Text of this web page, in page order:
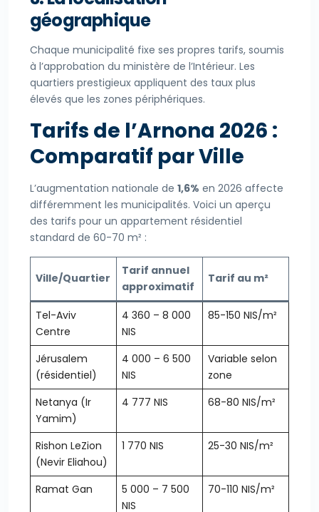
géographique
Chaque municipalité fixe ses propres tarifs, soumis
à l’approbation du ministère de l’Intérieur. Les
quartiers prestigieux appliquent des taux plus
élevés que les zones périphériques.
Tarifs de l’Arnona 2026 :
Comparatif par Ville
L’augmentation nationale de 1,6% en 2026 affecte
différemment les municipalités. Voici un aperçu
des tarifs pour un appartement résidentiel
standard de 60-70 m² :
Ville/Quartier
Tarif annuel
approximatif
Tarif au m²
Tel-Aviv
Centre
4 360 – 8 000
NIS
85-150 NIS/m²
Jérusalem
(résidentiel)
4 000 – 6 500
NIS
Variable selon
zone
Netanya (Ir
Yamim)
4 777 NIS 68-80 NIS/m²
Rishon LeZion
(Nevir Eliahou)
1 770 NIS 25-30 NIS/m²
Ramat Gan
5 000 – 7 500
NIS
70-110 NIS/m²